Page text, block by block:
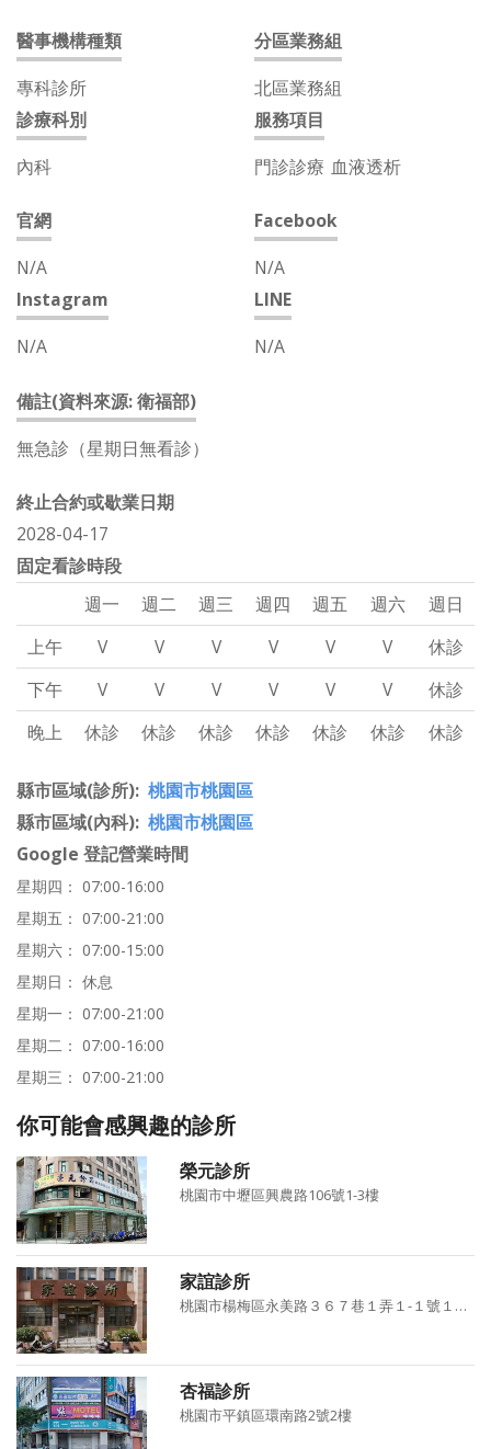
醫事機構種類
專科診所
分區業務組
北區業務組
診療科別
內科
服務項目
門診診療 血液透析
官網
N/A
Facebook
N/A
Instagram
N/A
LINE
N/A
備註(資料來源: 衛福部)
無急診（星期日無看診）
終止合約或歇業日期
2028-04-17
固定看診時段
週一
週二 週三 週四 週五 週六
週日
上午
V V V V V V
休診
下午
V V V V V V
休診
晚上
休診 休診 休診 休診 休診 休診 休診
縣市區域(診所) 桃園市桃園區
縣市區域(內科) 桃園市桃園區
Google 登記營業時間
星期四： 07:00-16:00
星期五： 07:00-21:00
星期六： 07:00-15:00
星期日： 休息
星期一： 07:00-21:00
星期二： 07:00-16:00
星期三： 07:00-21:00
你可能會感興趣的診所
榮元診所
桃園市中壢區興農路106號1-3樓
家誼診所
桃園市楊梅區永美路３６７巷１弄１-１號１至３樓
杏福診所
桃園市平鎮區環南路2號2樓